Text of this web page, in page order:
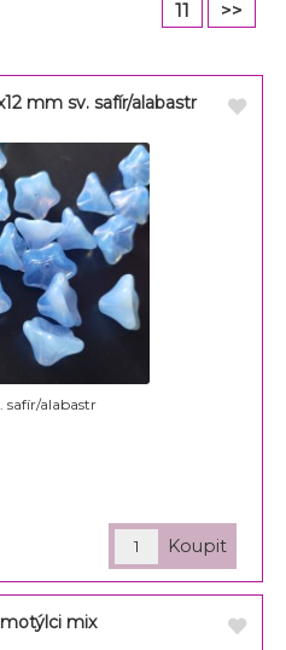
11 >>
mm sv. safír/alabastr
safír/alabastr
mix